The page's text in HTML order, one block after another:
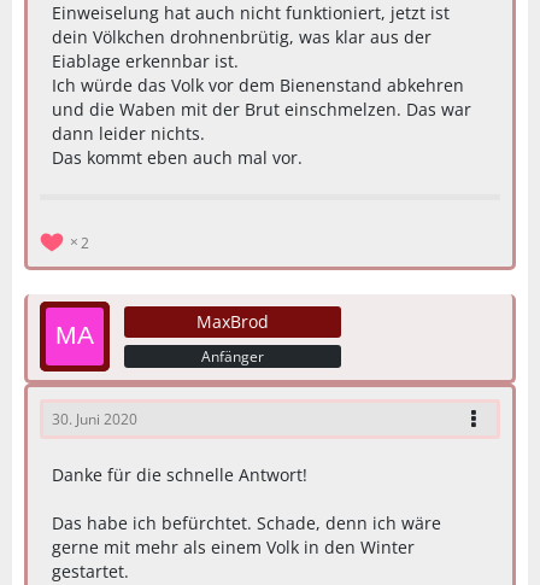
Einweiselung hat auch nicht funktioniert, jetzt ist
dein Völkchen drohnenbrütig, was klar aus der
Eiablage erkennbar ist.
Ich würde das Volk vor dem Bienenstand abkehren
und die Waben mit der Brut einschmelzen. Das war
dann leider nichts.
Das kommt eben auch mal vor.
2
MaxBrod
Anfänger
30. Juni 2020
Danke für die schnelle Antwort!
Das habe ich befürchtet. Schade, denn ich wäre
gerne mit mehr als einem Volk in den Winter
gestartet.